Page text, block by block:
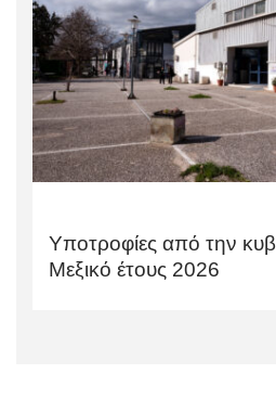
Υποτροφίες από την
Μεξικό έτους 2026